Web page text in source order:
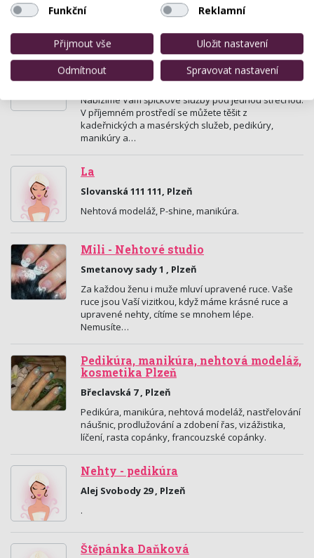
kosmetikou CND Spa Manicure, CND Shellac, CND
Salon Magnolie
Liliová 22, Plzeň
Nabízíme Vám špičkové služby pod jednou střechou.
V příjemném prostředí se můžete těšit z
kadeřnických a masérských služeb, pedikúry,
manikúry a…
La
Slovanská 111 111, Plzeň
Nehtová modeláž, P-shine, manikúra.
Mili - Nehtové studio
Smetanovy sady 1 , Plzeň
Za každou ženu i muže mluví upravené ruce. Vaše
ruce jsou Vaší vizitkou, když máme krásné ruce a
upravené nehty, cítíme se mnohem lépe.
Nemusíte…
Pedikúra, manikúra, nehtová modeláž,
kosmetika Plzeň
Břeclavská 7 , Plzeň
Pedikúra, manikúra, nehtová modeláž, nastřelování
náušnic, prodlužování a zdobení řas, vizážistika,
líčení, rasta copánky, francouzské copánky.
Nehty - pedikúra
Alej Svobody 29 , Plzeň
.
Štěpánka Daňková
Funkční
Reklamní
Přijmout vše
Uložit nastavení
Odmítnout
Spravovat nastavení